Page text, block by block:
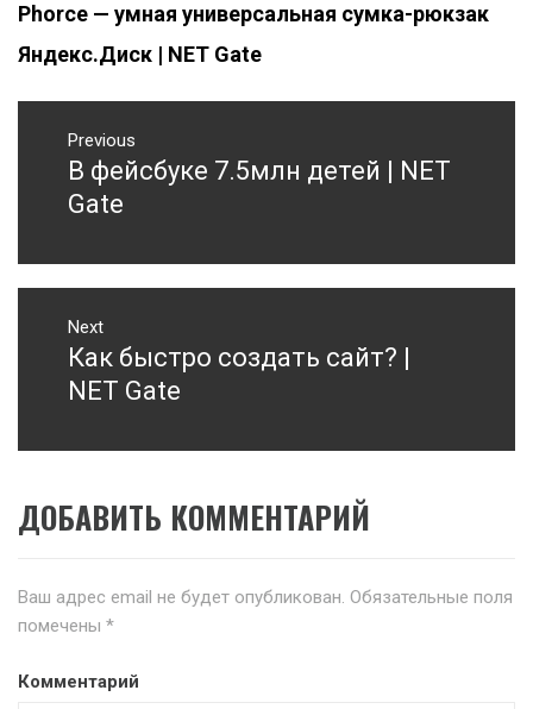
Phorce — умная универсальная сумка-рюкзак
Яндекс.Диск | NET Gate
Навигация
записям
Previous
Previous
post:
В фейсбуке 7.5млн детей | NET
Gate
Next
Next
post:
Как быстро создать сайт? |
NET Gate
ДОБАВИТЬ КОММЕНТАРИЙ
Ваш адрес email не будет опубликован. Обязательные поля
помечены *
Комментарий